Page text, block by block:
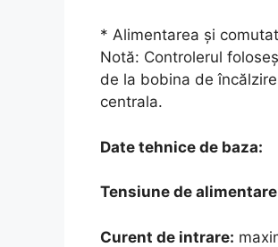
* Alimentarea și
Notă: Controlerul
de la bobina de
centrala.
Date tehnice de baza:
Tensiune de
Curent de intrare: